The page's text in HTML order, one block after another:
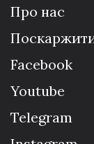
Про нас
Facebook
Youtube
Telegram